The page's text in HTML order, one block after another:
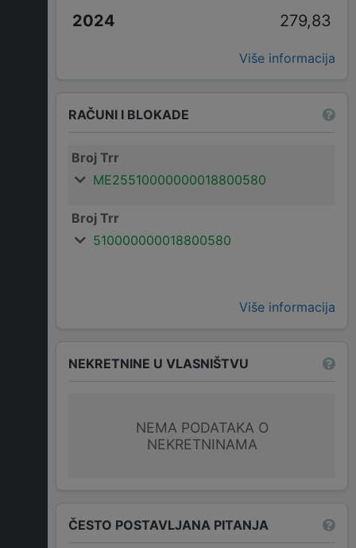
279,83
Više informacija
RAČUNI I BLOKADE
Broj Trr
ME25510000000018800580
Broj Trr
510000000018800580
Više informacija
NEKRETNINE U VLASNIŠTVU
NEMA PODATAKA O
NEKRETNINAMA
ČESTO POSTAVLJANA PITANJA